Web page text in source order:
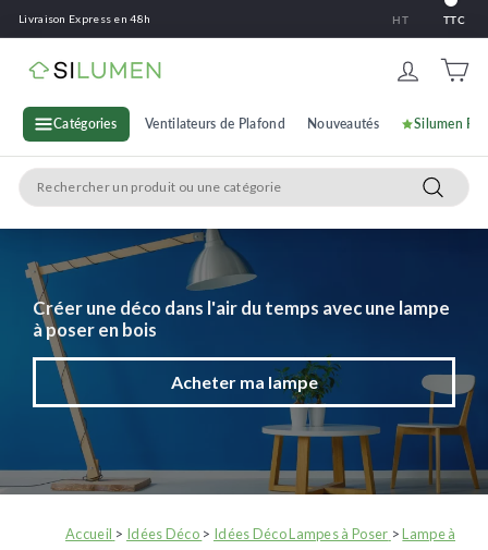
Livraison Express en 48h HT TTC
S
u
m
Catégories Ventilateurs de Plafond Nouveautés Silumen
Search
Créer une déco dans l'air du temps avec une lampe
à poser en bois
Acheter ma lampe
Accueil > Idées Déco > Idées Déco Lampes à Poser >Lampe à